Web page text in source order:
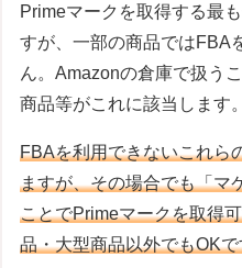
Primeマークを取得する最
すが、一部の商品ではFBA
ん。Amazonの倉庫で扱う
商品等がこれに該当します。
FBAを利用できないこれら
ますが、その場合でも「マ
ことでPrimeマークを取得
品・大型商品以外でもOK